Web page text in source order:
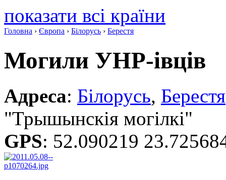
показати всі країни
Головна › Європа › Білорусь › Берестя
Могили УНР-івців
Адреса: Білорусь, Берестя
"Трышынскія могілкі"
GPS: 52.090219